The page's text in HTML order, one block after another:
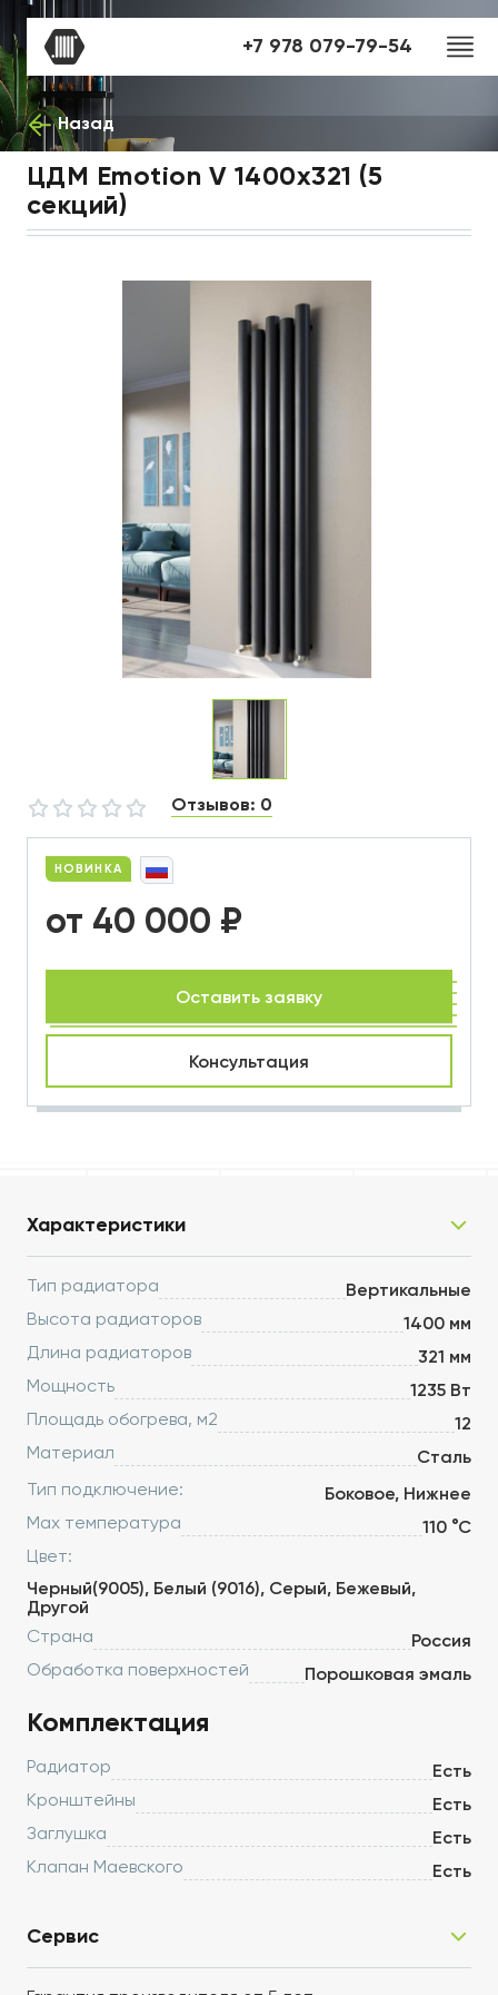
+7 978 079-79-54
Назад
ЦДМ Emotion V 1400х321 (5
секций)
Отзывов: 0
НОВИНКА
от 40 000 ₽
Оставить заявку
Консультация
Характеристики
Тип радиатора Вертикальные
Высота радиаторов 1400 мм
Длина радиаторов 321 мм
Мощность 1235 Вт
Площадь обогрева, м2 12
Материал Сталь
Тип подключение: Боковое, Нижнее
Max температура 110 °С
Цвет:
Черный(9005), Белый (9016), Серый, Бежевый,
Другой
Страна Россия
Обработка поверхностей Порошковая эмаль
Комплектация
Радиатор Есть
Кронштейны Есть
Заглушка Есть
Клапан Маевского Есть
Сервис